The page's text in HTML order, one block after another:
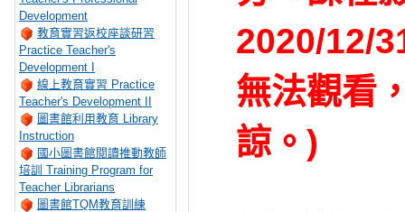
Development
教育實習返校座談研習
Practice Teacher's
Development I
線上教育實習 Practice
Teacher's Development II
圖書館利用教育 Library
Instruction
國小圖書館閱讀推動教師
培訓 Training Program for
Teacher Librarians
圖書館TQM教育訓練
2020/12/
無法觀看
諒。 )